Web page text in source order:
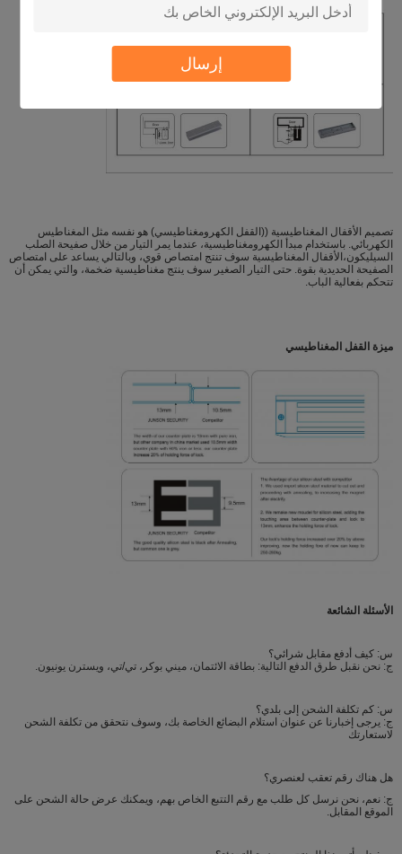
إرسال
تصميم الأقفال المغناطيسية ((القفل الكهرومغناطيسي) هو نفسه مثل المغناطيس
الكهربائي. باستخدام مبدأ الكهرومغناطيسية، عندما يمر التيار من خلال صفيحة الصلب
السيليكون،الأقفال المغناطيسية سوف تنتج امتصاص قوي، وبالتالي يساعد على امتصاص
الصفيحة الحديدية بقوة. حتى التيار الصغير سوف ينتج مغناطيسية ضخمة، والتي يمكن أن
تتحكم بفعالية الباب.
ميزة القفل المغناطيسي
الأسئلة الشائعة
س: كيف أدفع مقابل شرائي؟
ج: نحن نقبل طرق الدفع التالية: بطاقة الائتمان، ميني بوكر، تي/تي، ويسترن يونيون.
س: كم تكلفة الشحن إلى بلدي؟
ج: يرجى إخبارنا عن عنوان استلام البضائع الخاصة بك، وسوف نتحقق من تكلفة الشحن
لاستعارتك
هل هناك رقم تعقب لعنصري؟
ج: نعم، نحن نرسل كل طلب مع رقم التتبع الخاص بهم، ويمكنك عرض حالة الشحن على
الموقع المقابل.